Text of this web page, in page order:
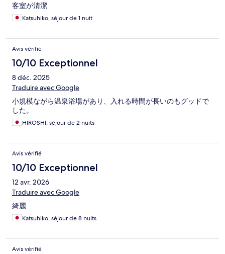
客室が清潔
Katsuhiko, séjour de 1 nuit
Avis vérifié
10/10 Exceptionnel
8 déc. 2025
Traduire avec Google
小規模ながら温泉浴場があり、入れる時間が長いのもグッドで
した。
HIROSHI, séjour de 2 nuits
Avis vérifié
10/10 Exceptionnel
12 avr. 2026
Traduire avec Google
綺麗
Katsuhiko, séjour de 8 nuits
Avis vérifié